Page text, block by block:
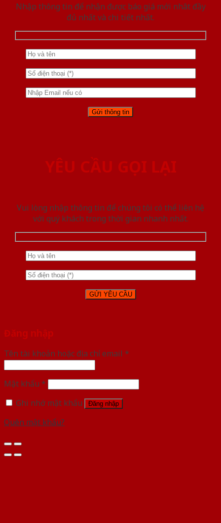
Nhập thông tin để nhận được báo giá mới nhât đầy
đủ nhất và chi tiết nhất.
YÊU CẦU GỌI LẠI
Vui lòng nhập thông tin để chúng tôi có thể liên hệ
với quý khách trong thời gian nhanh nhất.
Đăng nhập
Tên tài khoản hoặc địa chỉ email *
Mật khẩu *
Ghi nhớ mật khẩu
Đăng nhập
Quên mật khẩu?